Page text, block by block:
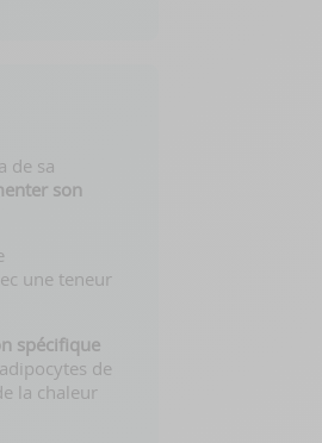
de sa
son
une teneur
spécifique
de
la chaleur